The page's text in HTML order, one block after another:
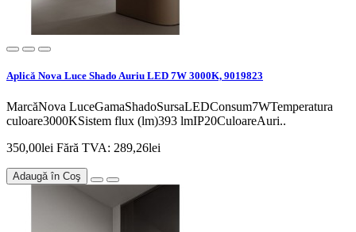
Aplică Nova Luce Shado Auriu LED 7W 3000K, 9019823
MarcăNova LuceGamaShadoSursaLEDConsum7WTemperatura
culoare3000KSistem flux (lm)393 lmIP20CuloareAuri..
350,00lei Fără TVA: 289,26lei
Adaugă în Coş